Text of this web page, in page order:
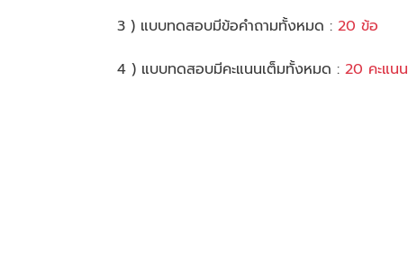
3 ) แบบทดสอบมีข้อคำถามทั้งหมด : 20 ข้อ
4 ) แบบทดสอบมีคะแนนเต็มทั้งหมด : 20 คะแนน